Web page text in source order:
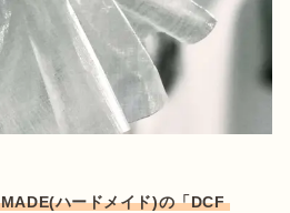
ハードメイド)の「DCF